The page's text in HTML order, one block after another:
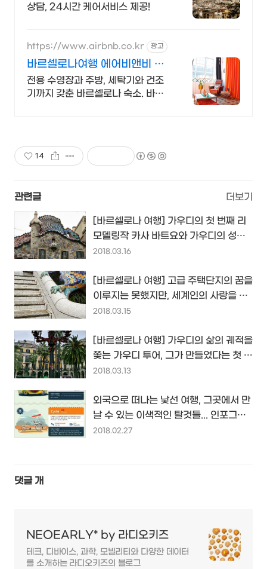
상담, 24시간 케어서비스 제공!
https://www.airbnb.co.kr 광고
바르셀로나여행 에어비앤비 바
르셀로나 감성 숙소
전용 수영장과 주방, 세탁기와 건조
기까지 갖춘 바르셀로나 숙소. 바르
14
관련글 더보기
[바르셀로나 여행] 가우디의 첫 번째 리
모델링작 카사 바트요와 가우디의 성전
카사 밀라/라 페드레라
2018.03.16
[바르셀로나 여행] 고급 주택단지의 꿈을
이루지는 못했지만, 세계인의 사랑을 받
는 구엘 공원을 찾아
2018.03.15
[바르셀로나 여행] 가우디의 삶의 궤적을
쫓는 가우디 투어, 그가 만들었다는 첫 번
째 가로등을 찾아
2018.03.13
외국으로 떠나는 낯선 여행, 그곳에서 만
날 수 있는 이색적인 탈것들... 인포그래
픽 by GoCompare.com...
2018.02.27
댓글 개
NEOEARLY* by 라디오키즈
테크, 디바이스, 과학, 모빌리티와 다양한 데이터
를 소개하는 라디오키즈의 블로그